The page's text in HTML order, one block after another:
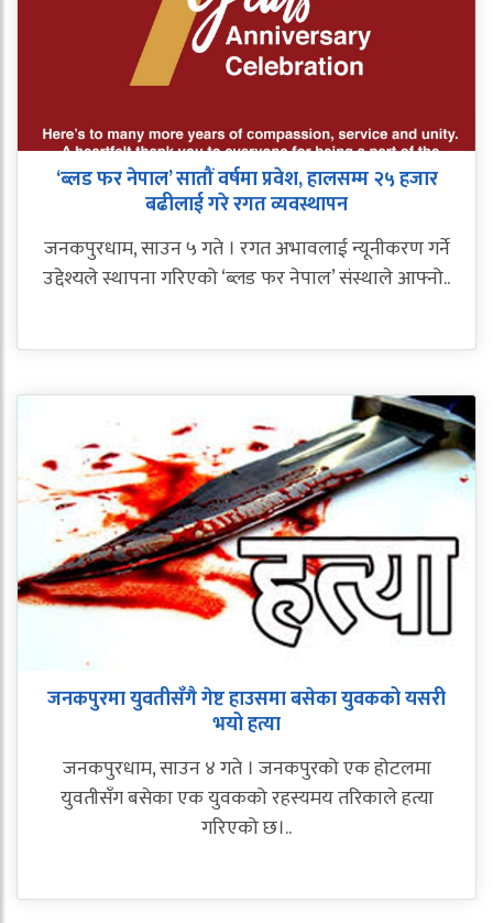
‘ब्लड फर नेपाल’ सातौं वर्षमा प्रवेश, हालसम्म २५ हजार
बढीलाई गरे रगत व्यवस्थापन
जनकपुरधाम, साउन ५ गते । रगत अभावलाई न्यूनीकरण गर्ने
उद्देश्यले स्थापना गरिएको ‘ब्लड फर नेपाल’ संस्थाले आफ्नो..
जनकपुरमा युवतीसँगै गेष्ट हाउसमा बसेका युवकको यसरी
भयो हत्या
जनकपुरधाम, साउन ४ गते । जनकपुरको एक होटलमा
युवतीसँग बसेका एक युवकको रहस्यमय तरिकाले हत्या
गरिएको छ।..